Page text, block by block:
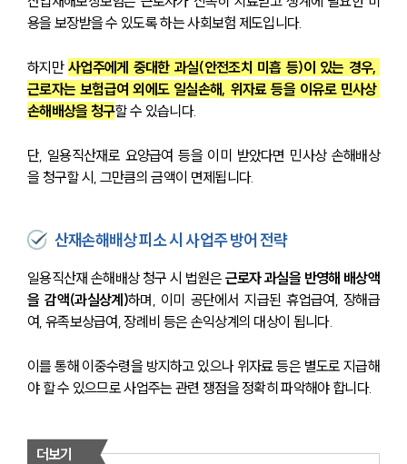
용을 보장받을 수 있도록 하는 사회보험 제도입니다.
하지만 사업주에게 중대한 과실(안전조치 미흡 등)이 있는 경우,
근로자는 보험급여 외에도 일실손해, 위자료 등을 이유로 민사상
손해배상을 청구할 수 있습니다.
단, 일용직산재로 요양급여 등을 이미 받았다면 민사상 손해배상
을 청구할 시, 그만큼의 금액이 면제됩니다.
산재손해배상 피소 시 사업주 방어 전략
일용직산재 손해배상 청구 시 법원은 근로자 과실을 반영해 배상액
을 감액(과실상계)하며, 이미 공단에서 지급된 휴업급여, 장해급
여, 유족보상급여, 장례비 등은 손익상계의 대상이 됩니다.
이를 통해 이중수령을 방지하고 있으나 위자료 등은 별도로 지급해
야 할 수 있으므로 사업주는 관련 쟁점을 정확히 파악해야 합니다.
더보기